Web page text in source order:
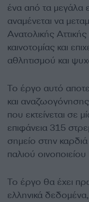
ένα από τα μεγάλα
αναμένεται να
Ανατολικής
καινοτομίας και
αθλητισμού και
Το έργο αυτό
και
που εκτείνεται σε
επιφάνεια 315
σημείο στην
παλιού
Το έργο θα έχει
ελληνικά